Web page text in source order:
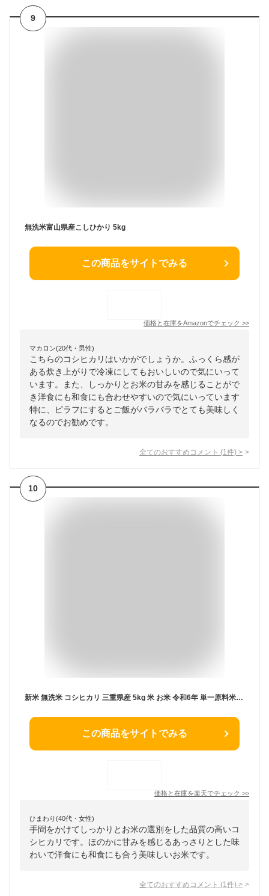
9
無洗米富山県産こしひかり 5kg
この商品をサイトでみる
価格と在庫をAmazonでチェック >>
マカロン(20代・男性)
こちらのコシヒカリはいかがでしょうか。ふっくら感が
ある炊き上がりで冷凍にしてもおいしいので気にいって
います。また、しっかりとお米の甘みを感じることがで
き洋食にも和食にも合わせやすいので気にいっています
特に、ピラフにするとご飯がバラバラでとても美味しく
なるのでお勧めです。
全てのおすすめコメント (1 件) >
10
新米 無洗米 コシヒカリ 三重県産 5kg 米 お米 令和6年 単一原料米 こしひかり 【送料無料】【39ショップ対応】【北海道・沖縄県・離島送料必要】
この商品をサイトでみる
価格と在庫を楽天でチェック >>
ひまわり(40代・女性)
手間をかけてしっかりとお米の選別をした品質の高いコ
シヒカリです。ほのかに甘みを感じるあっさりとした味
わいで洋食にも和食にも合う美味しいお米です。
全てのおすすめコメント (1 件) >